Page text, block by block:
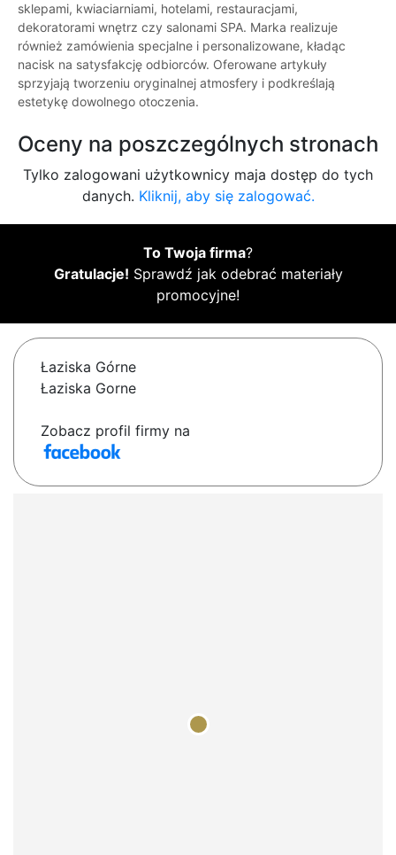
sklepami, kwiaciarniami, hotelami, restauracjami,
dekoratorami wnętrz czy salonami SPA. Marka realizuje
również zamówienia specjalne i personalizowane, kładąc
nacisk na satysfakcję odbiorców. Oferowane artykuły
sprzyjają tworzeniu oryginalnej atmosfery i podkreślają
estetykę dowolnego otoczenia.
Oceny na poszczególnych stronach
Tylko zalogowani użytkownicy maja dostęp do tych
danych. Kliknij, aby się zalogować.
To Twoja firma?
Gratulacje! Sprawdź jak odebrać materiały
promocyjne!
Łaziska Górne
Łaziska Gorne
Zobacz profil firmy na